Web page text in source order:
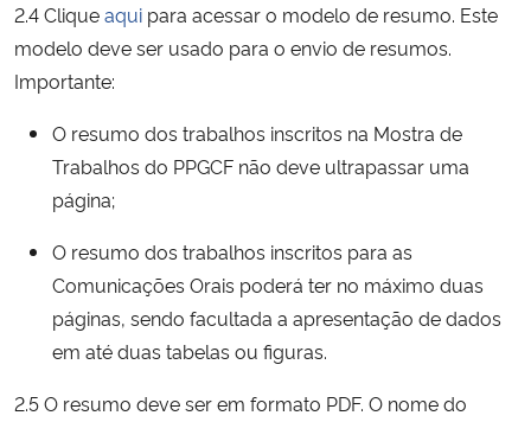
2.4 Cliqueaqui para acessar o modelo de resumo. Este
modelo deve ser usado para o envio de resumos.
Importante:
O resumo dos trabalhos inscritos na Mostra de
Trabalhos do PPGCF não deve ultrapassar uma
página;
O resumo dos trabalhos inscritos para as
Comunicações Orais poderá ter no máximo duas
páginas, sendo facultada a apresentação de dados
em até duas tabelas ou figuras.
2.5 O resumo deve ser em formato PDF. O nome do